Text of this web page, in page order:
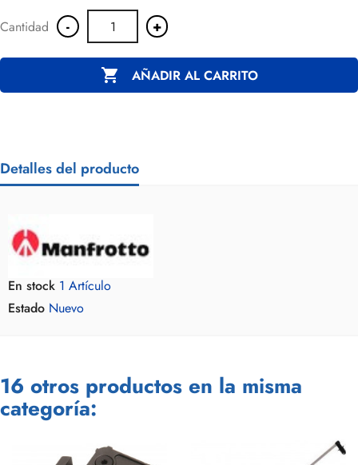
Cantidad - +
 AÑADIR AL CARRITO
Detalles del producto
En stock 1 Artículo
Estado Nuevo
16 otros productos en la misma
categoría: